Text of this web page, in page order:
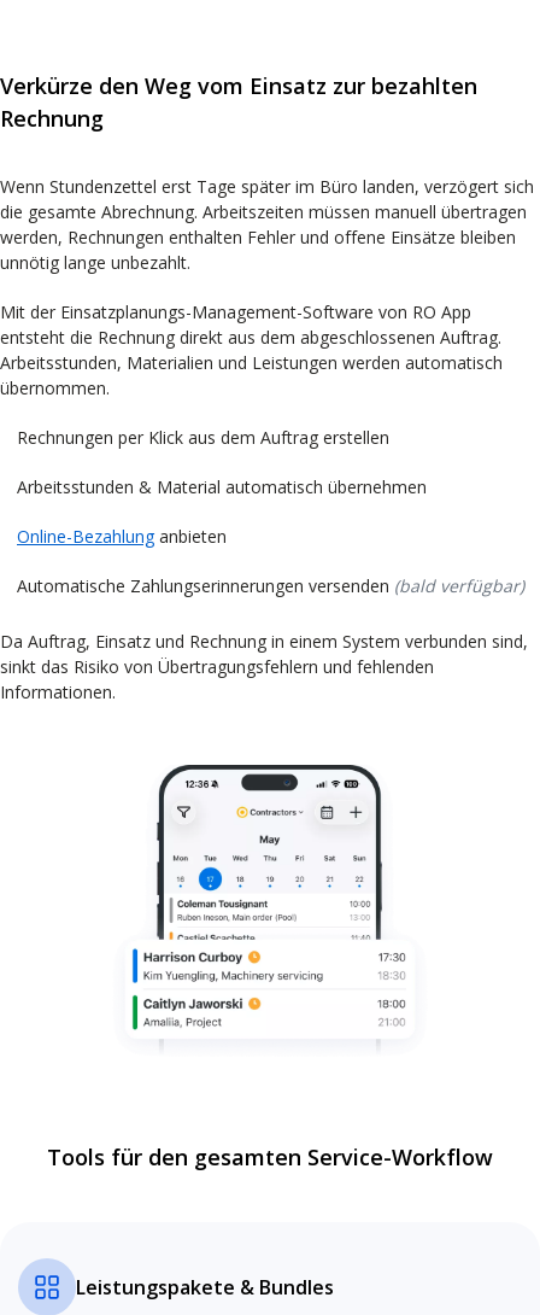
Verkürze den Weg vom Einsatz zur bezahlten
Rechnung
Wenn Stundenzettel erst Tage später im Büro landen, verzögert sich
die gesamte Abrechnung. Arbeitszeiten müssen manuell übertragen
werden, Rechnungen enthalten Fehler und offene Einsätze bleiben
unnötig lange unbezahlt.
Mit der Einsatzplanungs-Management-Software von RO App
entsteht die Rechnung direkt aus dem abgeschlossenen Auftrag.
Arbeitsstunden, Materialien und Leistungen werden automatisch
übernommen.
Rechnungen per Klick aus dem Auftrag erstellen
Arbeitsstunden & Material automatisch übernehmen
Online-Bezahlunganbieten
Automatische Zahlungserinnerungen versenden (bald verfügbar)
Da Auftrag, Einsatz und Rechnung in einem System verbunden sind,
sinkt das Risiko von Übertragungsfehlern und fehlenden
Informationen.
Tools für den gesamten Service-Workflow
Leistungspakete & Bundles